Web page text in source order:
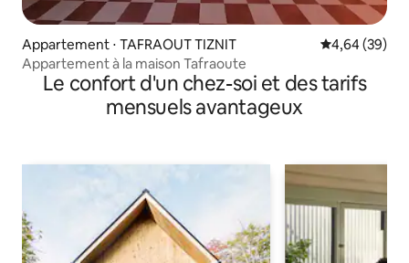
Appartement ⋅ TAFRAOUT TIZNIT Évaluation
4,64 (39)
Appartement à la maison Tafraoute
Le confort d'un chez-soi et des tarifs
mensuels avantageux